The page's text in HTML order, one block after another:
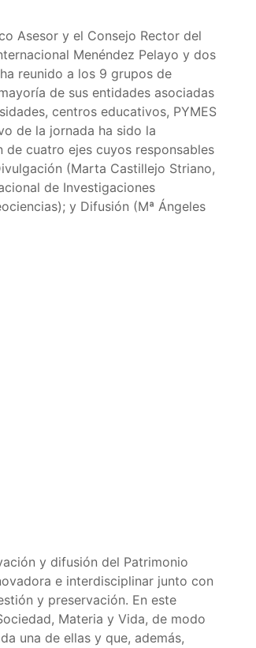
Asesor y el Consejo Rector del
Menéndez Pelayo y dos
reunido a los 9 grupos de
de sus entidades asociadas
centros educativos, PYMES
de la jornada ha sido la
cuatro ejes cuyos responsables
(Marta Castillejo Striano,
de Investigaciones
y Difusión (Mª Ángeles
y difusión del Patrimonio
e interdisciplinar junto con
y preservación. En este
Materia y Vida, de modo
una de ellas y que, además,